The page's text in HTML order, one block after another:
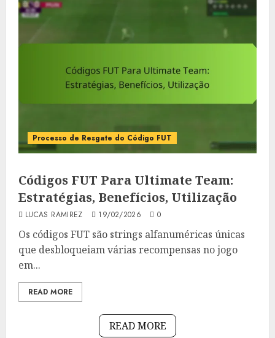
Processo de Resgate do Código FUT
Códigos FUT Para Ultimate Team:
Estratégias, Benefícios, Utilização
LUCAS RAMIREZ 19/02/2026 0
Os códigos FUT são strings alfanuméricas únicas
que desbloqueiam várias recompensas no jogo
em...
READ MORE
READ MORE